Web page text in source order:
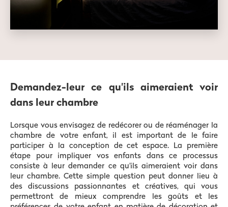
Demandez-leur ce qu'ils aimeraient voir
dans leur chambre
Lorsque vous envisagez de redécorer ou de réaménager la
chambre de votre enfant, il est important de le faire
participer à la conception de cet espace. La première
étape pour impliquer vos enfants dans ce processus
consiste à leur demander ce qu'ils aimeraient voir dans
leur chambre. Cette simple question peut donner lieu à
des discussions passionnantes et créatives, qui vous
permettront de mieux comprendre les goûts et les